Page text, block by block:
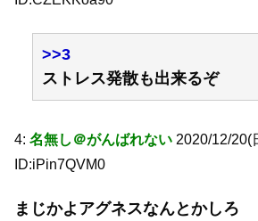
>>3
ストレス発散も出来るぞ
4: 名無し＠がんばれない 2020/12/20(
ID:iPin7QVM0
まじかよアグネスなんとかしろ